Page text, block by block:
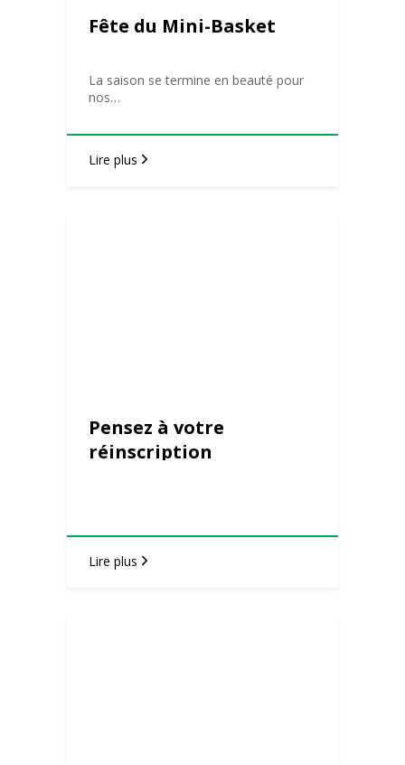
Fête du Mini-Basket
La saison se termine en beauté pour
nos…
Lire plus
Pensez à votre
réinscription
Lire plus